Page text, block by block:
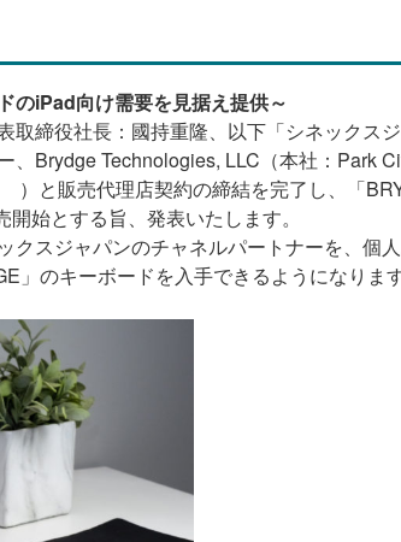
のiPad向け需要を見据え提供～
締役社長：國持重隆、以下「シネックスジ
、Brydge Technologies, LLC（本社：Park
）と販売代理店契約の締結を完了し、「
始とする旨、発表いたします。
クスジャパンのチャネルパートナーを、個
のキーボードを入手できるようになります